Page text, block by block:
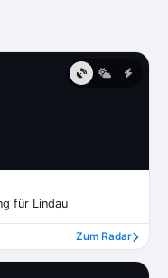
für Lindau
Zum Radar